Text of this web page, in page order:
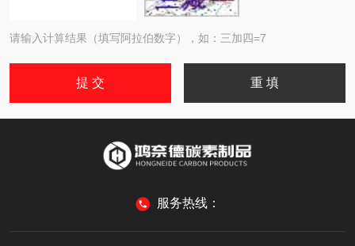
请输入计算结果（填写阿拉伯数字），如：三加四=7
服务热线：